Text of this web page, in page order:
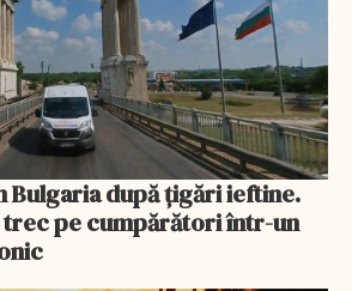
Bulgaria după țigări ieftine.
trec pe cumpărători într-un